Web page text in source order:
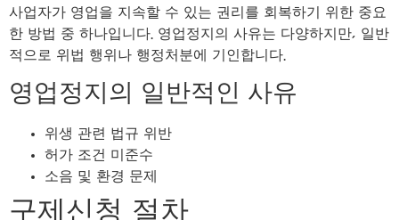
사업자가 영업을 지속할 수 있는 권리를 회복하기 위한 중요
한 방법 중 하나입니다. 영업정지의 사유는 다양하지만, 일반
적으로 위법 행위나 행정처분에 기인합니다.
영업정지의 일반적인 사유
위생 관련 법규 위반
허가 조건 미준수
소음 및 환경 문제
구제신청 절차